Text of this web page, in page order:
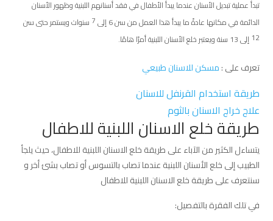
تبدأ عملية تبديل الأسنان عندما يبدأ الأطفال في فقد أسنانهم اللبنية وظهور الأسنان
الدائمة في مكانها عادةً ما يبدأ هذا العمل من سن 6 إلى
7 سنوات ويستمر حتى سن
12 إلى 13 سنة ويعتبر خلع الأسنان اللبنية أمرًا هامًا.
تعرف على :مسكن للاسنان طبيعي
طريقة استخدام القرنفل للاسنان
علاج خراج الاسنان بالثوم
طريقة خلع الاسنان اللبنية للاطفال
يتساءل الكثير من الآباء على طريقة خلع الاسنان اللبنية للاطفال، حيث يلجأ
الطبيب إلى خلع الأسنان اللبنية عندما تصاب بالتسوس أو تصاب بشئ أخر و
سنتعرف على طريقة خلع الاسنان اللبنية للاطفال
في تلك الفقرة بالتفصيل: